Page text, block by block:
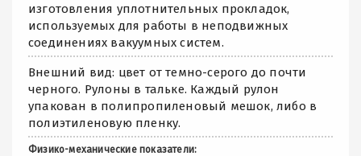
изготовления уплотнительных прокладок,
используемых для работы в неподвижных
соединениях вакуумных систем.
Внешний вид: цвет от темно-серого до почти
черного. Рулоны в тальке. Каждый рулон
упакован в полипропиленовый мешок, либо в
полиэтиленовую пленку.
Физико-механические показатели: